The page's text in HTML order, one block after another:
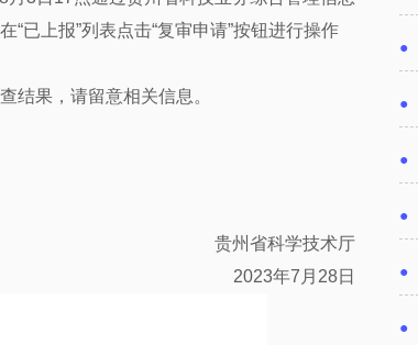
已上报”列表点击“复审申请”按钮进行操作
结果，请留意相关信息。
贵州省科学技术厅
2023年7月28日
●
●
●
●
●
●